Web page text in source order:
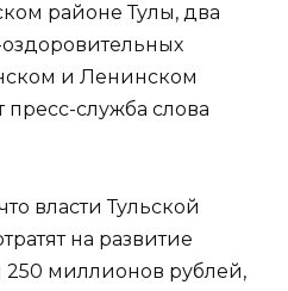
районе Тулы, два
и Ленинском
служба слова
власти Тульской
на развитие
250 миллионов рублей,